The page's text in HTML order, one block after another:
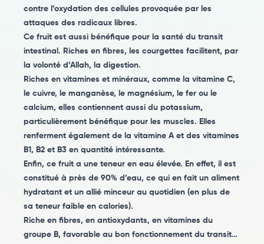
contre l’oxydation des cellules provoquée par les
attaques des radicaux libres.
Ce fruit est aussi bénéfique pour la santé du transit
intestinal. Riches en fibres, les courgettes facilitent, par
la volonté d’Allah, la digestion.
Riches en vitamines et minéraux, comme la vitamine C,
le cuivre, le manganèse, le magnésium, le fer ou le
calcium, elles contiennent aussi du potassium,
particulièrement bénéfique pour les muscles. Elles
renferment également de la vitamine A et des vitamines
B1, B2 et B3 en quantité intéressante.
Enfin, ce fruit a une teneur en eau élevée. En effet, il est
constitué à près de 90% d’eau, ce qui en fait un aliment
hydratant et un allié minceur au quotidien (en plus de
sa teneur faible en calories).
Riche en fibres, en antioxydants, en vitamines du
groupe B, favorable au bon fonctionnement du transit…